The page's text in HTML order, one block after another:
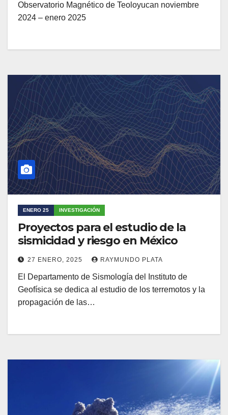
Observatorio Magnético de Teoloyucan noviembre
2024 – enero 2025
ENERO 25 INVESTIGACIÓN
Proyectos para el estudio de la
sismicidad y riesgo en México
27 ENERO, 2025 RAYMUNDO PLATA
El Departamento de Sismología del Instituto de
Geofísica se dedica al estudio de los terremotos y la
propagación de las…